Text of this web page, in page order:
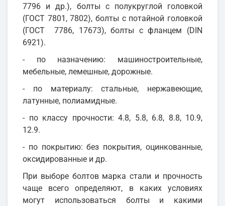
7796 и др.), болты с полукруглой головкой
(ГОСТ 7801, 7802), болты с потайной головкой
(ГОСТ 7786, 17673), болты с фланцем (DIN
6921).
- по назначению: машиностроительные,
мебельные, лемешные, дорожные.
- по материалу: стальные, нержавеющие,
латунные, полиамидные.
- по классу прочности: 4.8, 5.8, 6.8, 8.8, 10.9,
12.9.
- по покрытию: без покрытия, оцинкованные,
оксидированные и др.
При выборе болтов марка стали и прочность
чаще всего определяют, в каких условиях
могут использоваться болты и какими